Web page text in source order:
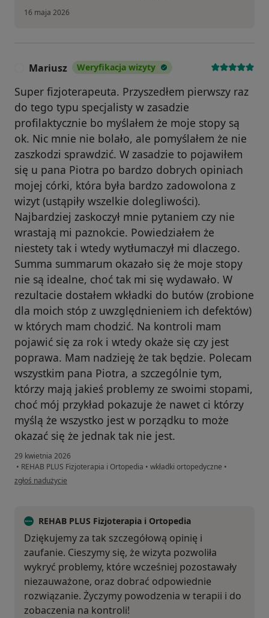
16 maja 2026
Mariusz Weryfikacja wizyty
Super fizjoterapeuta. Przyszedłem pierwszy raz
do tego typu specjalisty w zasadzie
profilaktycznie bo myślałem że moje stopy są
ok. Nic mnie nie bolało, ale pomyślałem że nie
zaszkodzi sprawdzić. W zasadzie to pojawiłem
się u pana Piotra po bardzo dobrych opiniach
mojej córki, która była bardzo zadowolona z
wizyt (ustąpiły wszelkie dolegliwości).
Najbardziej zaskoczył mnie pytaniem czy nie
wrastają mi paznokcie. Powiedziałem że
niestety tak i wtedy wytłumaczył mi dlaczego.
Summa summarum okazało się że moje stopy
nie są idealne, choć tak mi się wydawało. W
rezultacie dostałem wkładki do butów (zrobione
dla moich stóp z uwzględnieniem ich defektów)
w których mam chodzić. Na kontroli mam
pojawić się za rok i wtedy okaże się czy jest
poprawa. Mam nadzieję że tak będzie. Polecam
wszystkim pana Piotra, a szczególnie tym,
którzy mają jakieś problemy ze swoimi stopami,
choć mój przykład pokazuje że nawet ci którzy
myślą że wszystko jest w porządku to może
okazać się że jednak tak nie jest.
29 kwietnia 2026
• REHAB PLUS Fizjoterapia i Ortopedia • wkładki ortopedyczne •
w opinii użytkownika Mariusz
zgłoś nadużycie
REHAB PLUS Fizjoterapia i Ortopedia
Dziękujemy za tak szczegółową opinię i
zaufanie. Cieszymy się, że wizyta pozwoliła
wykryć problemy, które wcześniej pozostawały
niezauważone, oraz dobrać odpowiednie
rozwiązanie. Życzymy powodzenia w terapii i do
zobaczenia na kontroli!